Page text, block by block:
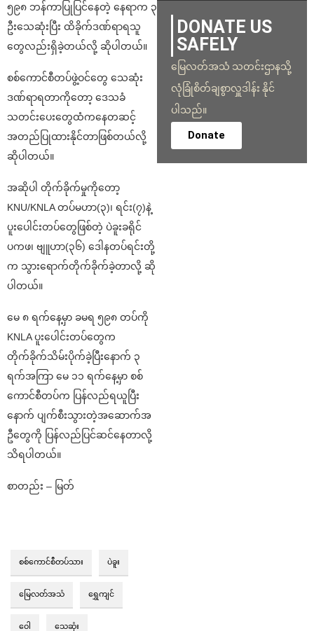
၅၉၈ ဘန်ကာပြုပြင်နေတဲ့ နေရာက ၃
ဦးသေဆုံးပြီး ထိခိုက်ဒဏ်ရာရသူ
တွေလည်းရှိခဲ့တယ်လို့ ဆိုပါတယ်။
စစ်ကောင်စီတပ်ဖွဲ့ဝင်တွေ သေဆုံး
ဒဏ်ရာရတာကိုတော့ ဒေသခံ
သတင်းပေးတွေထံကနေတဆင့်
အတည်ပြုထားနိုင်တာဖြစ်တယ်လို့
ဆိုပါတယ်။
အဆိုပါ တိုက်ခိုက်မှုကိုတော့
KNU/KNLA တပ်မဟာ(၃)၊ ရင်း(၇)နဲ့
ပူးပေါင်းတပ်တွေဖြစ်တဲ့ ပဲခူးခရိုင်
ပကဖ၊ ဗျူဟာ(၃၆) ဒေါနတပ်ရင်းတို့
က သွားရောက်တိုက်ခိုက်ခဲ့တာလို့ ဆို
ပါတယ်။
မေ ၈ ရက်နေ့မှာ ခမရ ၅၉၈ တပ်ကို
KNLA ပူးပေါင်းတပ်တွေက
တိုက်ခိုက်သိမ်းပိုက်ခဲ့ပြီးနော​က် ၃
ရက်အကြာ မေ ၁၁ ရက်နေ့မှာ စစ်
ကောင်စီတပ်က ပြန်လည်ရယူပြီး
နောက် ပျက်စီးသွားတဲ့အဆောက်အ
ဦတွေကို ပြန်လည်ပြင်ဆင်နေတာလို့
သိရပါတယ်။
စာတည်း – မြတ်
စစ်ကောင်စီတပ်သား ပဲခူး
မြေလတ်အသံ ရွှေကျင်
ဝေါ သေဆုံး
DONATE US
SAFELY
မြေလတ်အသံ သတင်းဌာနသို့
လုံခြုံစိတ်ချစွာလှူဒါန်း နိုင်
ပါသည်။
Donate